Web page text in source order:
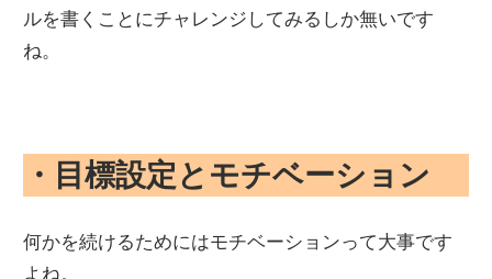
ルを書くことにチャレンジしてみるしか無いです
ね。
・目標設定とモチベーション
何かを続けるためにはモチベーションって大事です
よね。